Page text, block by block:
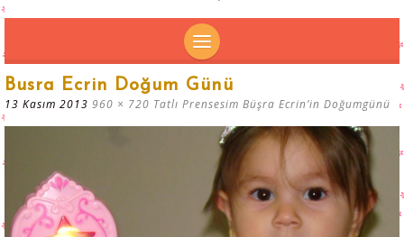
SKIP
Busra Ecrin Doğum Günü
13 Kasım 2013 960 × 720 Tatlı Prensesim Büşra Ecrin’in Doğumgünü